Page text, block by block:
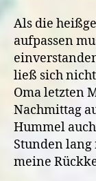
Als die
aufpassen
ließ sich
Oma letzten
Nachmittag
Hummel
Stunden
meine